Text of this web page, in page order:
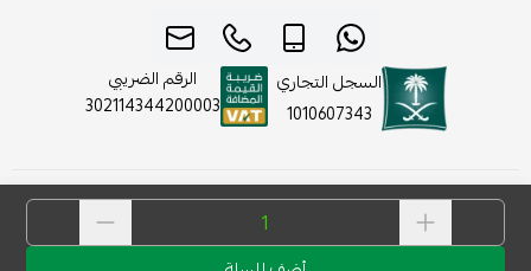
السجل التجاري
1010607343
الرقم الضريبي
302114344200003
موثّق في منصة الأعمال